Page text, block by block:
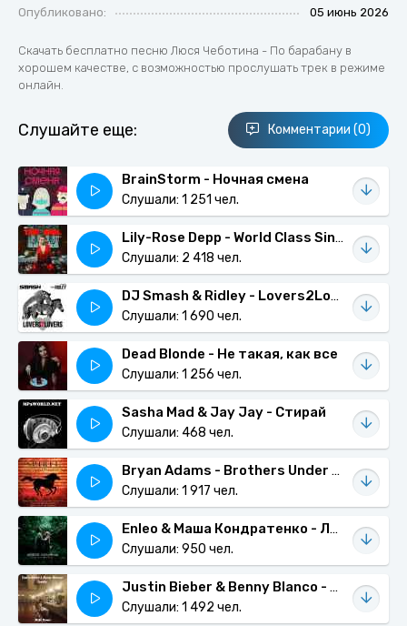
Опубликовано:
05 июнь 2026
Скачать бесплатно песню Люся Чеботина - По барабану в
хорошем качестве, с возможностью прослушать трек в режиме
онлайн.
Слушайте еще: Комментарии (0)
BrainStorm - Ночная смена
Слушали: 1 251 чел.
Lily-Rose Depp - World Class Sinner / I’m a Freak
Слушали: 2 418 чел.
DJ Smash & Ridley - Lovers2Lovers
Слушали: 1 690 чел.
Dead Blonde - Не такая, как все
Слушали: 1 256 чел.
Sasha Mad & Jay Jay - Стирай
Слушали: 468 чел.
Bryan Adams - Brothers Under The Sun (м/ф Спирит: Душа прерий)
Слушали: 1 917 чел.
Enleo & Маша Кондратенко - Любов сильніша
Слушали: 950 чел.
Justin Bieber & Benny Blanco - Lonely (Mike Remix)
Слушали: 1 492 чел.